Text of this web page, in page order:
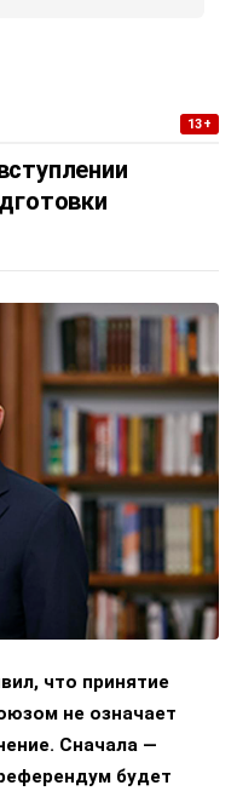
13+
что принятие
не означает
Сначала —
будет